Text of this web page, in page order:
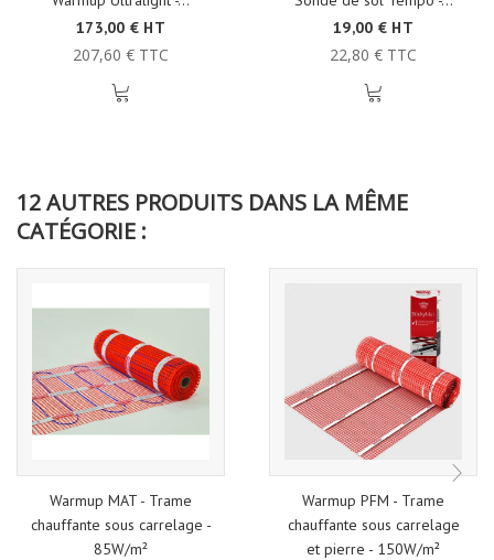
173,00 € HT
207,60 € TTC
19,00 € HT
22,80 € TTC
12 AUTRES PRODUITS DANS LA MÊME
CATÉGORIE :
Warmup MAT - Trame
chauffante sous carrelage -
85W/m²
Warmup PFM - Trame
chauffante sous carrelage
et pierre - 150W/m²